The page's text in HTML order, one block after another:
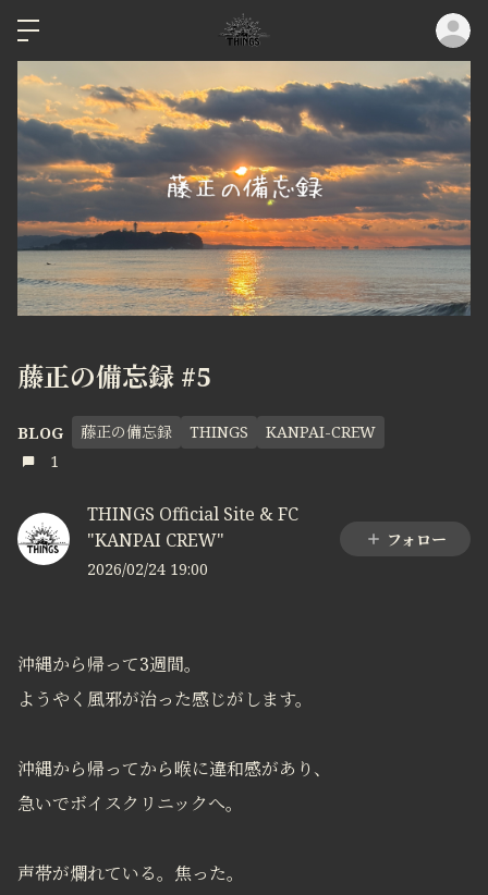
藤正の備忘録 #5
BLOG 藤正の備忘録 THINGS
KANPAI-CREW
1
THINGS Official Site & FC
"KANPAI CREW"
2026/02/24 19:00
フォロー
沖縄から帰って3週間。
ようやく風邪が治った感じがします。
沖縄から帰ってから喉に違和感があり、
急いでボイスクリニックへ。
声帯が爛れている。焦った。